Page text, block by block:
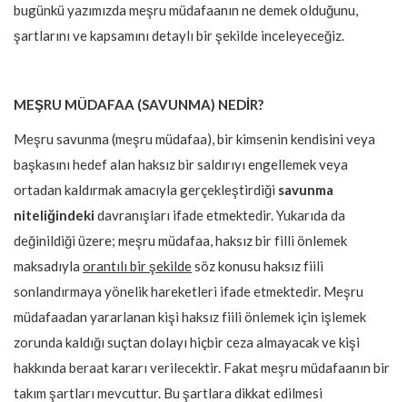
bugünkü yazımızda meşru müdafaanın ne demek olduğunu,
şartlarını ve kapsamını detaylı bir şekilde inceleyeceğiz.
MEŞRU MÜDAFAA (SAVUNMA) NEDİR?
Meşru savunma (meşru müdafaa), bir kimsenin kendisini veya
başkasını hedef alan haksız bir saldırıyı engellemek veya
ortadan kaldırmak amacıyla gerçekleştirdiği savunma
niteliğindeki davranışları ifade etmektedir. Yukarıda da
değinildiği üzere; meşru müdafaa, haksız bir filli önlemek
maksadıyla orantılı bir şekildesöz konusu haksız fiili
sonlandırmaya yönelik hareketleri ifade etmektedir. Meşru
müdafaadan yararlanan kişi haksız fiili önlemek için işlemek
zorunda kaldığı suçtan dolayı hiçbir ceza almayacak ve kişi
hakkında beraat kararı verilecektir. Fakat meşru müdafaanın bir
takım şartları mevcuttur. Bu şartlara dikkat edilmesi